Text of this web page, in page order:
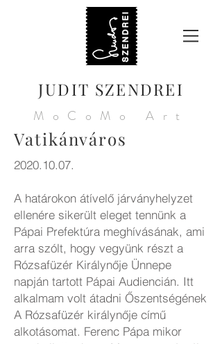
JUDIT SZENDREI
MoCoMo Art
Vatikánváros
2020.10.07.
A határokon átívelő járványhelyzet
ellenére sikerült eleget tennünk a
Pápai Prefektúra meghívásának, ami
arra szólt, hogy vegyünk részt a
Rózsafüzér Királynője Ünnepe
napján tartott Pápai Audiencián. Itt
alkalmam volt átadni Őszentségének
A Rózsafüzér királynője című
alkotásomat. Ferenc Pápa mikor